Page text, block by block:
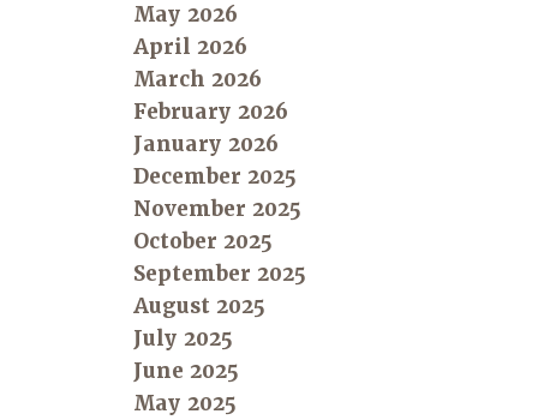
May 2026
April 2026
March 2026
February 2026
January 2026
December 2025
November 2025
October 2025
September 2025
August 2025
July 2025
June 2025
May 2025